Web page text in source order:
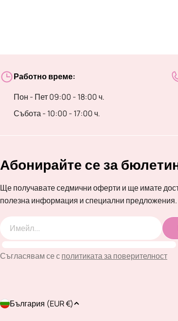
Работно време:
Пон - Пет 09:00 - 18:00 ч.
Събота - 10:00 - 17:00 ч.
Абонирайте се за
Ще получавате седмични оферти и ще имате
полезна информация и специални предложения.
Съгласявам се сполитиката за поверителност
Д
България (EUR €)